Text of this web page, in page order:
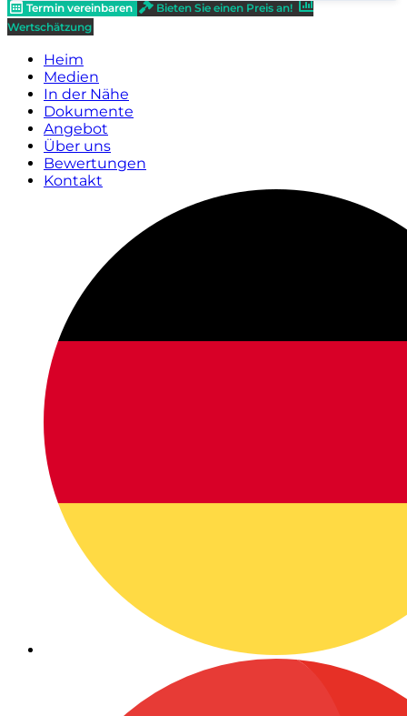
Termin vereinbaren
Bieten Sie einen Preis an!
Wertschätzung
Heim
Medien
In der Nähe
Dokumente
Angebot
Über uns
Bewertungen
Kontakt